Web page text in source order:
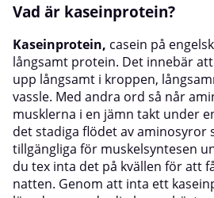
Vad är kaseinprotein?
Kaseinprotein, casein på
långsamt protein. Det innebär
upp långsamt i kroppen,
vassle. Med andra ord så når
musklerna i en jämn takt under
det stadiga flödet av aminosyror
tillgängliga för muskelsyntesen
du tex inta det på kvällen för att
natten. Genom att inta ett